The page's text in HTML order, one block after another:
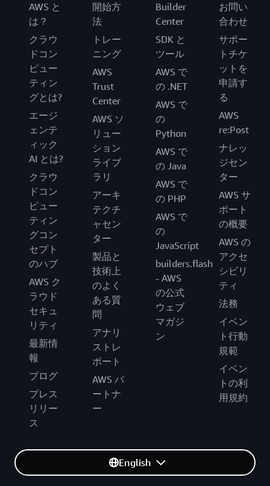
AWS と
は？
クラウ
ドコン
ピュー
ティン
グとは?
エージ
ェンテ
ィック
AI とは?
クラウ
ドコン
ピュー
ティン
グコン
セプト
のハブ
AWS ク
ラウド
セキュ
リティ
最新情
報
ブログ
プレス
リリー
ス
開始方
法
トレー
ニング
AWS
Trust
Center
AWS ソ
リュー
ション
ライブ
ラリ
アーキ
テクチ
ャセン
ター
製品と
技術上
のよく
ある質
問
アナリ
ストレ
ポート
AWS パ
ートナ
ー
Builder
Center
SDK と
ツール
AWS で
の .NET
AWS で
の
Python
AWS で
の Java
AWS で
の PHP
AWS で
の
JavaScript
builders.flash
- AWS
の公式
ウェブ
マガジ
ン
お問い
合わせ
サポー
トチケ
ットを
申請す
る
AWS
re:Post
ナレッ
ジセン
ター
AWS サ
ポート
の概要
AWS の
アクセ
シビリ
ティ
法務
イベン
ト行動
規範
イベン
トの利
用規約
English